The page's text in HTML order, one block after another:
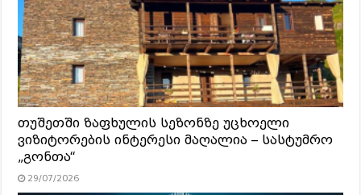
თუშეთში ზაფხულის სეზონზე უცხოელი
ვიზიტორების ინტერესი მაღალია – სასტუმრო
„გონთა“
29/07/2026